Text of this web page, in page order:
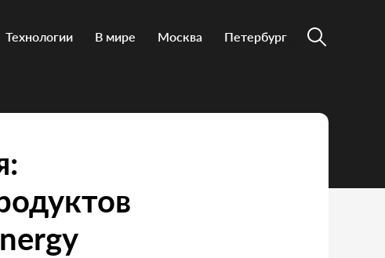
Технологии В мире Москва Петербург